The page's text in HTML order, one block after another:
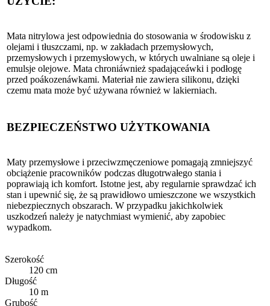
Mata nitrylowa jest odpowiednia do stosowania w środowisku z
olejami i tłuszczami, np. w zakładach przemysłowych,
przemysłowych i przemysłowych, w których uwalniane są oleje i
emulsje olejowe. Mata chroniáwnież spadająceáwki i podłogę
przed poákozenáwkami. Materiał nie zawiera silikonu, dzięki
czemu mata może być używana również w lakierniach.
BEZPIECZEŃSTWO UŻYTKOWANIA
Maty przemysłowe i przeciwzmęczeniowe pomagają zmniejszyć
obciążenie pracowników podczas długotrwałego stania i
poprawiają ich komfort. Istotne jest, aby regularnie sprawdzać ich
stan i upewnić się, że są prawidłowo umieszczone we wszystkich
niebezpiecznych obszarach. W przypadku jakichkolwiek
uszkodzeń należy je natychmiast wymienić, aby zapobiec
wypadkom.
Szerokość
120 cm
Długość
10 m
Grubość